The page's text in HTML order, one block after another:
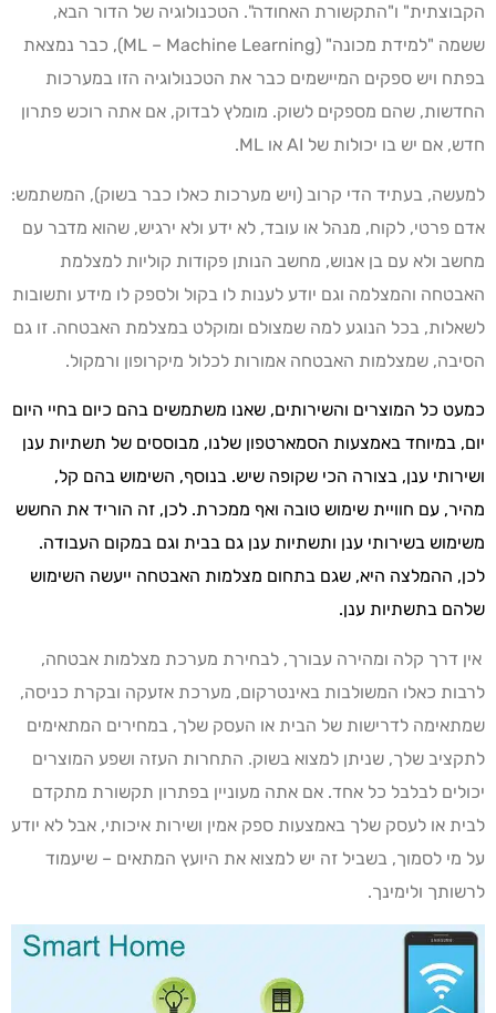
הקבוצתית" ו"התקשורת האחודה". הטכנולוגיה של הדור הבא,
ששמה "למידת מכונה" (ML – Machine Learning), כבר נמצאת
בפתח ויש ספקים המיישמים כבר את הטכנולוגיה הזו במערכות
החדשות, שהם מספקים לשוק. מומלץ לבדוק, אם אתה רוכש פתרון
חדש, אם יש בו יכולות של AI או ML.
למעשה, בעתיד הדי קרוב (ויש מערכות כאלו כבר בשוק), המשתמש:
אדם פרטי, לקוח, מנהל או עובד, לא ידע ולא ירגיש, שהוא מדבר עם
מחשב ולא עם בן אנוש, מחשב הנותן פקודות קוליות למצלמת
האבטחה והמצלמה וגם יודע לענות לו בקול ולספק לו מידע ותשובות
לשאלות, בכל הנוגע למה שמצולם ומוקלט במצלמת האבטחה. זו גם
הסיבה, שמצלמות האבטחה אמורות לכלול מיקרופון ורמקול.
כמעט כל המוצרים והשירותים, שאנו משתמשים בהם כיום בחיי היום
יום, במיוחד באמצעות הסמארטפון שלנו, מבוססים של תשתיות ענן
ושירותי ענן, בצורה הכי שקופה שיש. בנוסף, השימוש בהם קל,
מהיר, עם חוויית שימוש טובה ואף ממכרת. לכן, זה הוריד את החשש
משימוש בשירותי ענן ותשתיות ענן גם בבית וגם במקום העבודה.
לכן, ההמלצה היא, שגם בתחום מצלמות האבטחה ייעשה השימוש
שלהם בתשתיות ענן.
אין דרך קלה ומהירה עבורך, לבחירת מערכת מצלמות אבטחה,
לרבות כאלו המשולבות באינטרקום, מערכת אזעקה ובקרת כניסה,
שמתאימה לדרישות של הבית או העסק שלך, במחירים המתאימים
לתקציב שלך, שניתן למצוא בשוק. התחרות העזה ושפע המוצרים
יכולים לבלבל כל אחד. אם אתה מעוניין בפתרון תקשורת מתקדם
לבית או לעסק שלך באמצעות ספק אמין ושירות איכותי, אבל לא יודע
על מי לסמוך, בשביל זה יש למצוא את היועץ המתאים – שיעמוד
לרשותך ולימינך.